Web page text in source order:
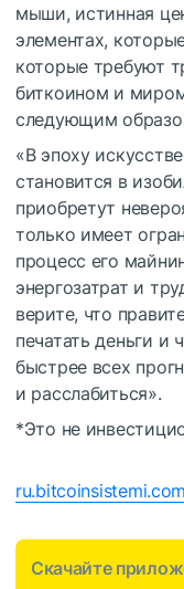
мыши, истинная
элементах,
которые требуют
биткоином и миром
следующим
«В эпоху
становится в
приобретут
только имеет
процесс его
энергозатрат и
верите, что
печатать деньги и
быстрее всех
и расслабиться».
*Это не
ru.bitcoinsistemi.com
Скачайте